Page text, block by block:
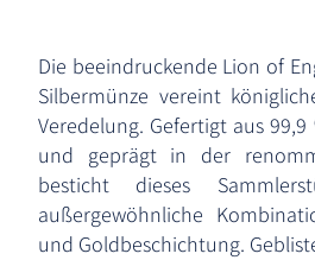
Die beeindruckende Lion of
Silbermünze vereint
Veredelung. Gefertigt aus
und geprägt in der
besticht dieses
außergewöhnliche
und Goldbeschichtung.